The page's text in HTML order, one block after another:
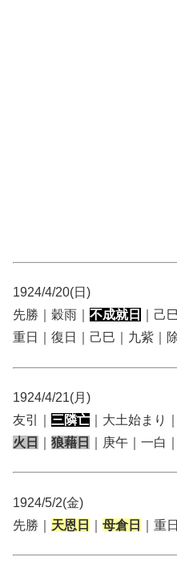
1924/4/20(日)
先勝｜穀雨｜ 不成就日 ｜己
重日｜復日｜己巳｜九紫｜
1924/4/21(月)
友引｜ 三隣亡 ｜大土始まり｜
火日
狼藉日 ｜庚午｜一白
1924/5/2(金)
先勝｜ 天恩日 母倉日 ｜重